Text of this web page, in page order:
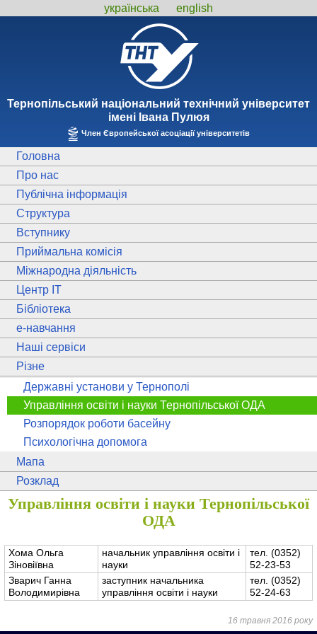
українська english
Тернопiльський національний технiчний унiверситет
iменi Iвана Пулюя
Член Європейської асоціації університетів
Головна
Про нас
Публічна інформація
Структура
Вступнику
Приймальна комісія
Міжнародна діяльність
Центр ІТ
Бібліотека
e-навчання
Наші сервіси
Різне
Державні установи у Тернополі
Управління освіти і науки Тернопільської ОДА
Розпорядок роботи басейну
Психологічна допомога
Мапа
Розклад
Управління освіти і науки Тернопільської
ОДА
Хома Ольга
Зіновіївна
начальник управління освіти і
науки
тел. (0352)
52-23-53
Зварич Ганна
Володимирівна
заступник начальника
управління освіти і науки
тел. (0352)
52-24-63
16 травня 2016 року